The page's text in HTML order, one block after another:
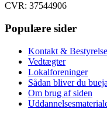
CVR: 37544906
Populære sider
Kontakt &
Vedtægter
Lokalforeninger
Sådan bliver du
Om brug af siden